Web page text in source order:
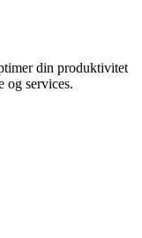
din produktivitet
og services.